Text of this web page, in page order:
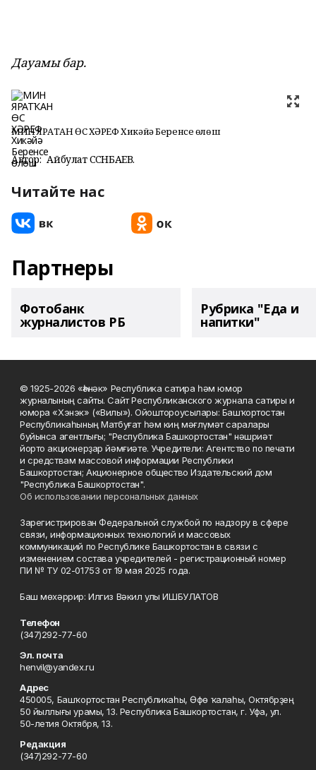
Дауамы бар.
МИН ЯРАТҠАН ӨС ХӘРЕФ Хикәйә Беренсе өлөш
Автор: Айбулат СӘСӘНБАЕВ.
Читайте нас
Партнеры
Фотобанк
журналистов РБ
Рубрика "Еда и
напитки"
© 1925-2026 «Һәнәк» Республика сатира һәм юмор
журналының сайты. Сайт Республиканского журнала сатиры и
юмора «Хэнэк» («Вилы»). Ойоштороусылары: Башҡортостан
Республикаһының Матбуғат һәм киң мәғлүмәт саралары
буйынса агентлығы; "Республика Башкортостан" нәшриәт
йорто акционерҙар йәмғиәте. Учредители: Агентство по печати
и средствам массовой информации Республики
Башкортостан; Акционерное общество Издательский дом
"Республика Башкортостан".
Об использовании персональных данных
Зарегистрирован Федеральной службой по надзору в сфере
связи, информационных технологий и массовых
коммуникаций по Республике Башкортостан в связи с
изменением состава учредителей - регистрационный номер
ПИ № ТУ 02-01753 от 19 мая 2025 года.
Баш мөхәррир: Илгиз Вәкил улы ИШБУЛАТОВ
Телефон
(347)292-77-60
Эл. почта
henvil@yandex.ru
Адрес
450005, Башҡортостан Республикаһы, Өфө ҡалаһы, Октябрҙең
50 йыллығы урамы, 13. Республика Башкортостан, г. Уфа, ул.
50-летия Октября, 13.
Редакция
(347)292-77-60